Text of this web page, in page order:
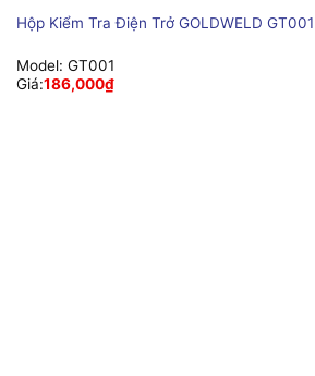
Hộp Kiểm Tra Điện Trở GOLDWELD GT001
Model: GT001
Giá:186,000₫